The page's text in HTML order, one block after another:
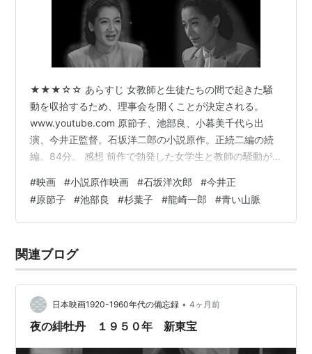
★★★☆☆ あらすじ 女教師と生徒たちの間で起きた騒
動を収拾するため、理事会を開くことが決定される。
www.youtube.com 原節子、池部良、小暮美千代ら出
演、今井正監督。石坂洋二郎の小説原作。正続二編の続
編。84分。 感想 前作で勃発した女学生と教師の騒動が
では、医者は半殺し、あるいは死んだのでは？とさえ思
っていたのだが、案外と大したことがなくて拍子抜けし
た。続編へ足を運ばせるための演出だったのだろう。 前
が好き勝手に意見を言いながらも、時折妙に納得してし
まうような意見も飛び出して、「…
#映画 #小説原作映画 #石坂洋次郎 #今井正
#原節子 #池部良 #杉葉子 #龍崎一郎 #青い山脈
関連ブログ
日本映画1920-1960年代の備忘録 • 4ヶ月前
夜の緋牡丹 １９５０年 新東宝